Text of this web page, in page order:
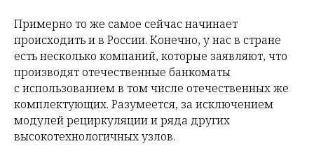
Примерно то же самое сейчас начинает
происходить и в России. Конечно, у нас в стране
есть несколько компаний, которые заявляют, что
производят отечественные банкоматы
с использованием в том числе отечественных же
комплектующих. Разумеется, за исключением
модулей рециркуляции и ряда других
высокотехнологичных узлов.